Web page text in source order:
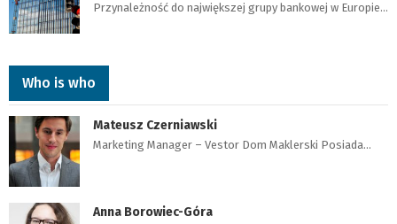
Przynależność do największej grupy bankowej w Europie…
Who is who
Mateusz Czerniawski
Marketing Manager – Vestor Dom Maklerski Posiada…
Anna Borowiec-Góra